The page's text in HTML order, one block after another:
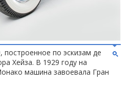
построенное по эскизам де
Хейза. В 1929 году на
машина завоевала Гран